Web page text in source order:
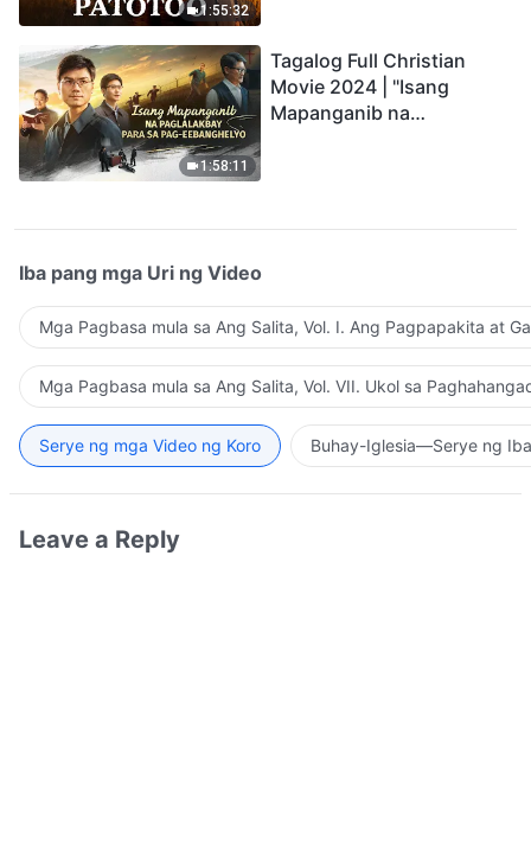
1:55:32
1:58:11
Tagalog Full Christian
Movie 2024 | "Isang
Mapanganib na
Iba pang mga Uri ng Video
Mga Pagbasa mula sa Ang Salita, Vol. I. Ang Pagpapakita at
Mga Pagbasa mula sa Ang Salita, Vol. VII. Ukol sa
Serye ng mga Video ng Koro Buhay-Iglesia—Serye ng
Leave a Reply